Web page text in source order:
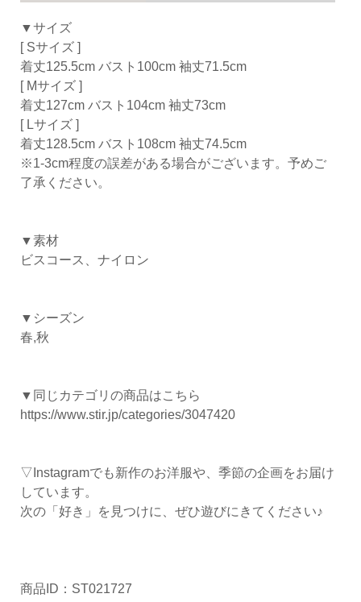
▼サイズ
[ Sサイズ ]
着丈125.5cm バスト100cm 袖丈71.5cm
[ Mサイズ ]
着丈127cm バスト104cm 袖丈73cm
[ Lサイズ ]
着丈128.5cm バスト108cm 袖丈74.5cm
※1-3cm程度の誤差がある場合がございます。予めご
了承ください。
▼素材
ビスコース、ナイロン
▼シーズン
春,秋
▼同じカテゴリの商品はこちら
https://www.stir.jp/categories/3047420
▽Instagramでも新作のお洋服や、季節の企画をお届け
しています。
次の「好き」を見つけに、ぜひ遊びにきてください♪
商品ID：ST021727